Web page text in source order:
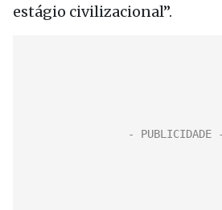
estágio civilizacional”.